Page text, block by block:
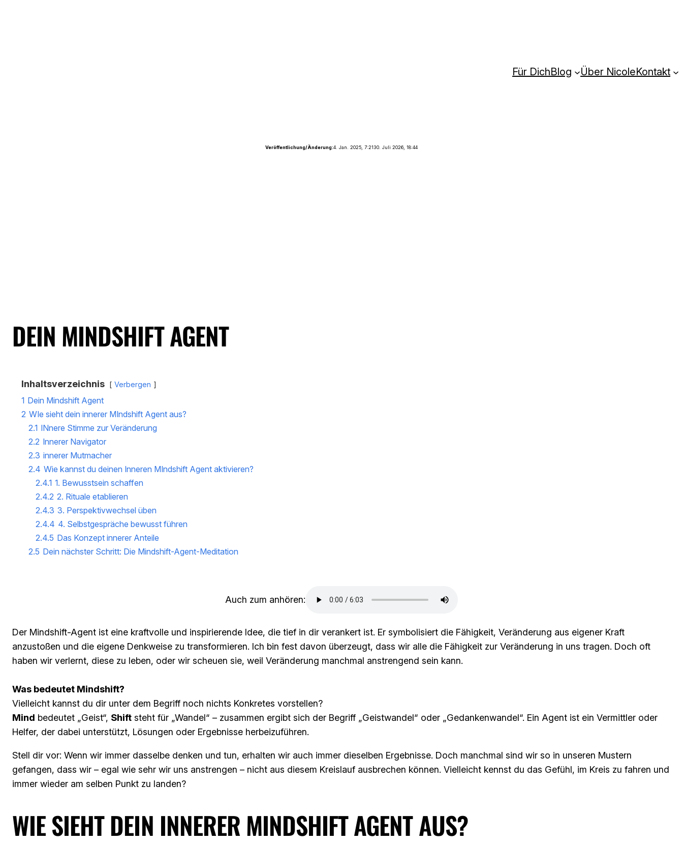
Für DichBlog Über NicoleKontakt
Veröffentlichung/Änderung:4. Jan. 2025, 7:2130. Juli 2026, 18:44
DEIN MINDSHIFT AGENT
Inhaltsverzeichnis Verbergen
1 Dein Mindshift Agent
2 WIe sieht dein innerer MIndshift Agent aus?
2.1 INnere Stimme zur Veränderung
2.2 Innerer Navigator
2.3 innerer Mutmacher
2.4 Wie kannst du deinen Inneren MIndshift Agent aktivieren?
2.4.1 1. Bewusstsein schaffen
2.4.2 2. Rituale etablieren
2.4.3 3. Perspektivwechsel üben
2.4.4 4. Selbstgespräche bewusst führen
2.4.5 Das Konzept innerer Anteile
2.5 Dein nächster Schritt: Die Mindshift-Agent-Meditation
Auch zum anhören:
Der Mindshift-Agent ist eine kraftvolle und inspirierende Idee, die tief in dir verankert ist. Er symbolisiert die Fähigkeit, Veränderung aus eigener Kraft
anzustoßen und die eigene Denkweise zu transformieren. Ich bin fest davon überzeugt, dass wir alle die Fähigkeit zur Veränderung in uns tragen. Doch oft
haben wir verlernt, diese zu leben, oder wir scheuen sie, weil Veränderung manchmal anstrengend sein kann.
Was bedeutet Mindshift?
Vielleicht kannst du dir unter dem Begriff noch nichts Konkretes vorstellen?
Mind bedeutet „Geist“, Shift steht für „Wandel“ – zusammen ergibt sich der Begriff „Geistwandel“ oder „Gedankenwandel“. Ein Agent ist ein Vermittler oder
Helfer, der dabei unterstützt, Lösungen oder Ergebnisse herbeizuführen.
Stell dir vor: Wenn wir immer dasselbe denken und tun, erhalten wir auch immer dieselben Ergebnisse. Doch manchmal sind wir so in unseren Mustern
gefangen, dass wir – egal wie sehr wir uns anstrengen – nicht aus diesem Kreislauf ausbrechen können. Vielleicht kennst du das Gefühl, im Kreis zu fahren und
immer wieder am selben Punkt zu landen?
WIE SIEHT DEIN INNERER MINDSHIFT AGENT AUS?